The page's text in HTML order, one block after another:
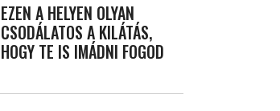
EZEN A HELYEN OLYAN
CSODÁLATOS A KILÁTÁS,
HOGY TE IS IMÁDNI FOGOD